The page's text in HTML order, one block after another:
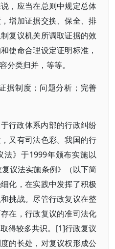
，应当在总则中规定总体
增加证据交换、保全、排
复议机关所调取证据的效
使命合理设定证明标准，
分类归并，等等。
据制度；问题分析；完善
行政体系内部的行政纠纷
又有司法色彩。我国的行
》于1999年颁布实施以
议法实施条例》（以下简
化，在实践中发挥了积极
挑战。尽管行政复议在整
在，行政复议的准司法化
得较多共识。[1]行政复议
的长处，对复议权形成公